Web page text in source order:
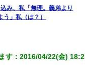
未だに人生が立ち直
棄して下さい、昔の
さんはフリン略奪婚
み、私「無理。義弟より
」私（は？）
す ：2016/04/22(金)